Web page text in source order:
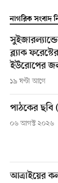
নাগরিক সংবাদ
ব্ল্যাক
ইউরোপের
১৯ ঘণ্টা আগে
পাঠকের
০৬ আগস্ট ২০২৬
আত্রাইয়ের